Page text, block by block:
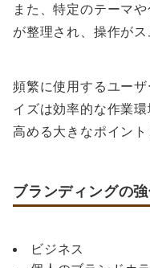
また、特定のテーマ
が整理され、操作がス
頻繁に使用するユー
イズは効率的な作業
高める大きなポイント
ブランディングの
ビジネス